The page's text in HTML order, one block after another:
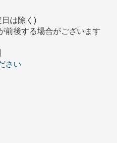
日は除く)
前後する場合がございます
さい